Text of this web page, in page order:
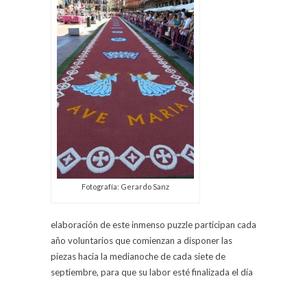
Fotografía: Gerardo Sanz
elaboración de este inmenso puzzle participan cada
año voluntarios que comienzan a disponer las
piezas hacia la medianoche de cada siete de
septiembre, para que su labor esté finalizada el día